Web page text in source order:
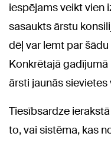
iespējams veikt vien
sasaukts ārstu
dēļ var lemt par
Konkrētajā
ārsti jaunās
Tiesībsardze
to, vai sistēma, kas